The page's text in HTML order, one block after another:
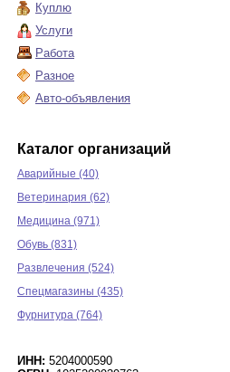
Куплю
Услуги
Работа
Разное
Авто-объявления
Каталог организаций
Аварийные (40)
Ветеринария (62)
Медицина (971)
Обувь (831)
Развлечения (524)
Спецмагазины (435)
Фурнитура (764)
ИНН: 5204000590